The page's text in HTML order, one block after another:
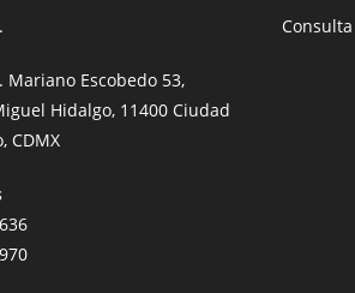
.
Mariano Escobedo 53,
Hidalgo, 11400 Ciudad
CDMX